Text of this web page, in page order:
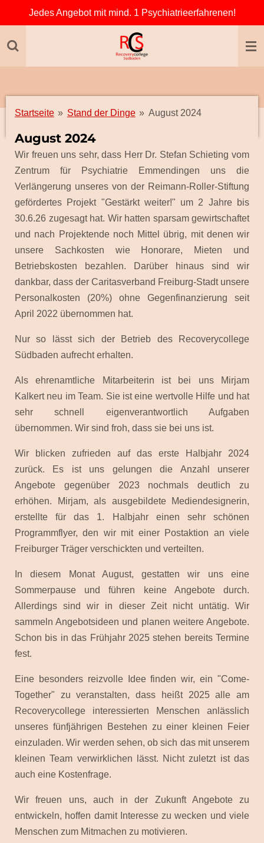
springen
Jedes Angebot mit mind. 1 Psychiatrieerfahrenen!
Startseite » Stand der Dinge » August 2024
August 2024
Wir freuen uns sehr, dass Herr Dr. Stefan Schieting vom
Zentrum für Psychiatrie Emmendingen uns die
Verlängerung unseres von der Reimann-Roller-Stiftung
gefördertes Projekt "Gestärkt weiter!" um 2 Jahre bis
30.6.26 zugesagt hat. Wir hatten sparsam gewirtschaftet
und nach Projektende noch Mittel übrig, mit denen wir
unsere Sachkosten wie Honorare, Mieten und
Betriebskosten bezahlen.
Darüber hinaus sind wir
dankbar, dass der Caritasverband Freiburg-Stadt unsere
Personalkosten (20%) ohne Gegenfinanzierung seit
April 2022 übernommen hat.
Nur so lässt sich der Betrieb des Recoverycollege
Südbaden aufrecht erhalten.
Als ehrenamtliche Mitarbeiterin ist bei uns Mirjam
Kalkert neu im Team. Sie ist eine wertvolle Hilfe und hat
sehr schnell eigenverantwortlich Aufgaben
übernommen. Wir sind froh, dass sie bei uns ist.
Wir blicken zufrieden auf das erste Halbjahr 2024
zurück. Es ist uns gelungen die Anzahl unserer
Angebote gegenüber 2023 nochmals deutlich zu
erhöhen. Mirjam, als ausgebildete Mediendesignerin,
erstellte für das 1. Halbjahr einen sehr schönen
Programmflyer, den wir mit einer Postaktion an viele
Freiburger Träger verschickten und verteilten.
In diesem Monat August, gestatten wir uns eine
Sommerpause und führen keine Angebote durch.
Allerdings sind wir in dieser Zeit nicht untätig. Wir
sammeln Angebotsideen und planen weitere Angebote.
Schon bis in das Frühjahr 2025 stehen bereits Termine
fest.
Eine besonders reizvolle Idee finden wir, ein "Come-
Together" zu veranstalten, dass heißt 2025 alle am
Recoverycollege interessierten Menschen anlässlich
unseres fünfjährigen Bestehen zu einer kleinen Feier
einzuladen. Wir werden sehen, ob sich das mit unserem
kleinen Team verwirklichen lässt. Nicht zuletzt ist das
auch eine Kostenfrage.
Wir freuen uns, auch in der Zukunft Angebote zu
entwickeln, hoffen damit Interesse zu wecken und viele
Menschen zum Mitmachen zu motivieren.